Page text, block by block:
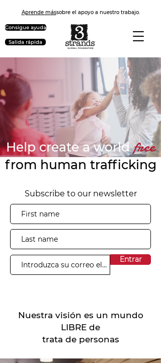
Aprende mássobre el apoyo a nuestro trabajo.
Consigue ayuda
Salida rápida
Help create a world free
from human trafficking
Subscribe to our newsletter
Entrar
Nuestra visión es un mundo
LIBRE de
trata de personas